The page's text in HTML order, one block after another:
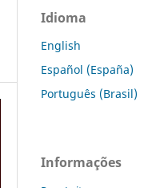
Idioma
English
Español (España)
Português (Brasil)
Informações